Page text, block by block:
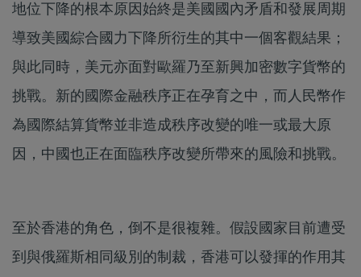
地位下降的根本原因始終是美國國內矛盾和發展周期
導致美國綜合國力下降所衍生的其中一個客觀結果；
與此同時，美元亦面對歐羅乃至新興加密數字貨幣的
挑戰。新的國際金融秩序正在孕育之中，而人民幣作
為國際結算貨幣並非造成秩序改變的唯一或最大原
因，中國也正在面臨秩序改變所帶來的風險和挑戰。
至於香港的角色，倒不是很複雜。假設國家目前遭受
到與俄羅斯相同級別的制裁，香港可以發揮的作用其